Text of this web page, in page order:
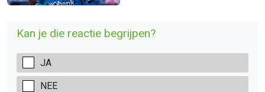
Kan je die reactie begrijpen?
JA
NEE